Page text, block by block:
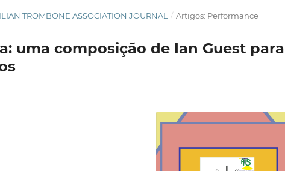
TROMBONE ASSOCIATION JOURNAL / Artigos: Performance
uma composição de Ian Guest